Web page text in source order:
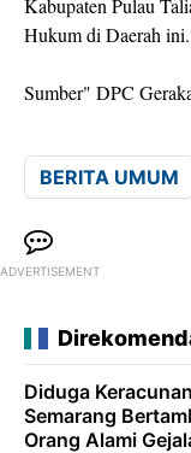
Kabupaten Pulau
Hukum di Daerah
Sumber" DPC
BERITA UMUM
ADVERTISEMENT
Diduga
Semarang
Orang Alami